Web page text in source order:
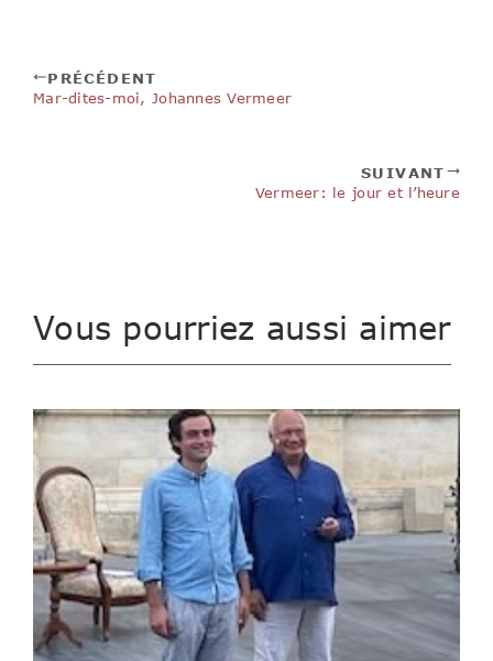
PRÉCÉDENT
Mar-dites-moi, Johannes Vermeer
SUIVANT
Vermeer: le jour et l’heure
Vous pourriez aussi aimer